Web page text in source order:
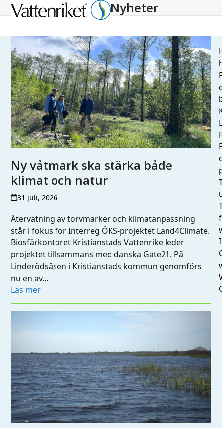
Open
menu
Close
menu
Nyheter
Ny våtmark ska stärka både
klimat och natur
31 juli, 2026
Återvätning av torvmarker och klimatanpassning
står i fokus för Interreg ÖKS-projektet Land4Climate.
Biosfärkontoret Kristianstads Vattenrike leder
projektet tillsammans med danska Gate21. På
Linderödsåsen i Kristianstads kommun genomförs
nu en av…
Läs mer